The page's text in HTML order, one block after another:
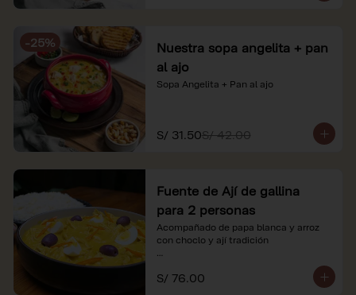
-25%
Nuestra sopa angelita + pan
al ajo
Sopa Angelita + Pan al ajo
S/ 31.50S/ 42.00
Fuente de Ají de gallina
para 2 personas
Acompañado de papa blanca y arroz
con choclo y ají tradición
*Nuestros precios están expresados en
soles e incluyen impuestos de ley y
S/ 76.00